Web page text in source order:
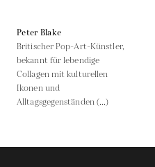
Peter Blake
Britischer Pop-Art-Künstler,
bekannt für lebendige
Collagen mit kulturellen
Ikonen und
Alltagsgegenständen (...)